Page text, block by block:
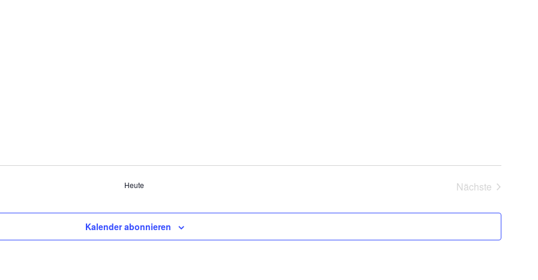
Heute
Nächste
Kalender abonnieren